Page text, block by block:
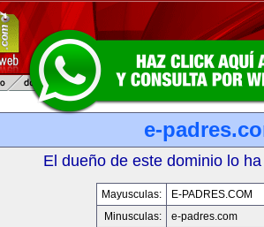
e-
El dueño de este dominio lo
Mayusculas:
E-PADRES.COM
Minusculas:
e-padres.com